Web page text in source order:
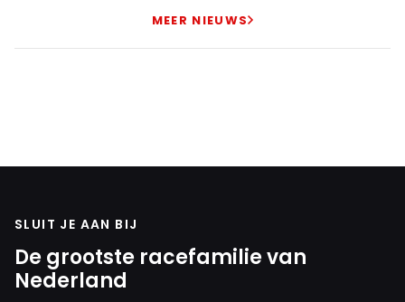
MEER NIEUWS
SLUIT JE AAN BIJ
De grootste racefamilie van
Nederland